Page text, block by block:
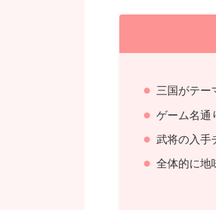
三国がテー
ゲーム名通
武将の入手
全体的に地